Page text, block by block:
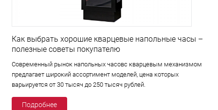
Как выбрать хорошие кварцевые напольные часы –
полезные советы покупателю
Современный рынок напольных часовс кварцевым механизмом
предлагает широкий ассортимент моделей, цена которых
варьируется от 30 тысяч до 250 тысяч рублей.
Подробнее